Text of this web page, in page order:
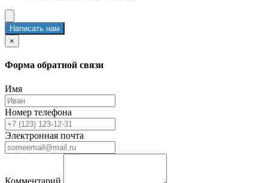
Написать нам
×
Форма обратной связи
Имя
Номер телефона
Электронная почта
Комментарий